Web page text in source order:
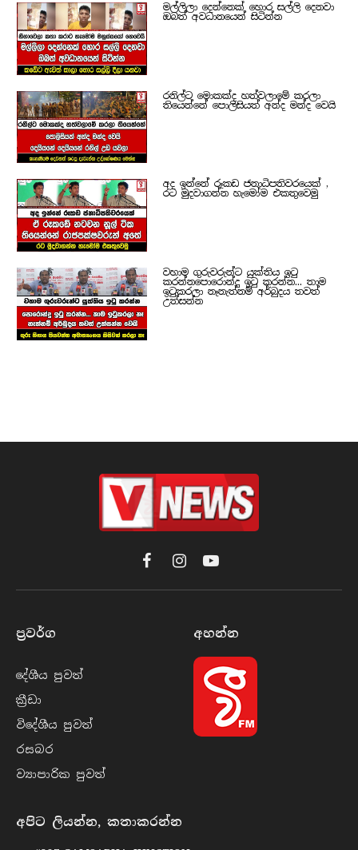
මල්ලිලා දෙන්නෙක් හොර සල්ලි දෙනවා
ඔබත් අවධානයෙන් සිටින්න
රනිල්ට මොකක්ද හත්වලාමේ කරලා
තියෙන්නේ පොලිසියත් අන්ද මන්ද වෙයි
අද ඉන්නේ රූකඩ ජනාධිපතිවරයෙක් ,
රට මුදවාගන්න හැමෝම එකතුවෙමු
වහාම ගුරුවරුන්ට යුක්තිය ඉටු
කරන්නපොරොන්දු ඉටු කරන්න... තාම
ඉටුකරලා නෑනැත්නම් අර්බුදය තවත්
උත්සන්න
FacebookInstagramYouTube
ප්‍රවර්​ග
දේශීය පුව​ත්
ක්‍රී​ඩා
විදේශීය පුව​ත්
රසබ​ර
ව්‍යාපාරික පුව​ත්
අහන්​න
අපිට ලියන්න, කතාකරන්න